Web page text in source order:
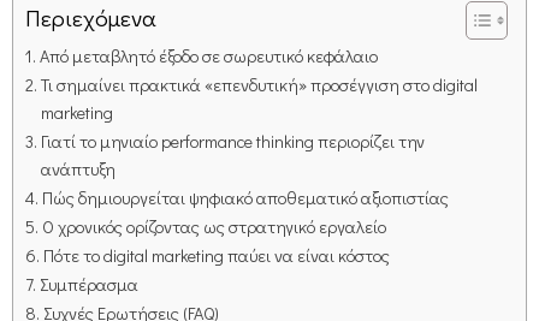
Περιεχόμενα
Από μεταβλητό έξοδο σε σωρευτικό κεφάλαιο
Τι σημαίνει πρακτικά «επενδυτική» προσέγγιση στο digital
marketing
Γιατί το μηνιαίο performance thinking περιορίζει την
ανάπτυξη
Πώς δημιουργείται ψηφιακό αποθεματικό αξιοπιστίας
Ο χρονικός ορίζοντας ως στρατηγικό εργαλείο
Πότε το digital marketing παύει να είναι κόστος
Συμπέρασμα
Συχνές Ερωτήσεις (FAQ)